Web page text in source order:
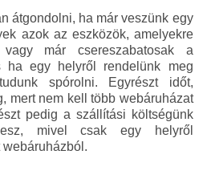
átgondolni, ha már veszünk egy
azok az eszközök, amelyekre
már csereszabatosak a
ha egy helyről rendelünk meg
spórolni. Egyrészt időt,
mert nem kell több webáruházat
pedig a szállítási költségünk
mivel csak egy helyről
webáruházból.